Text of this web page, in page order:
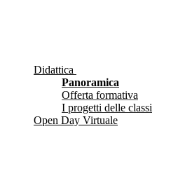
Didattica
Panoramica
Offerta formativa
I progetti delle classi
Open Day Virtuale